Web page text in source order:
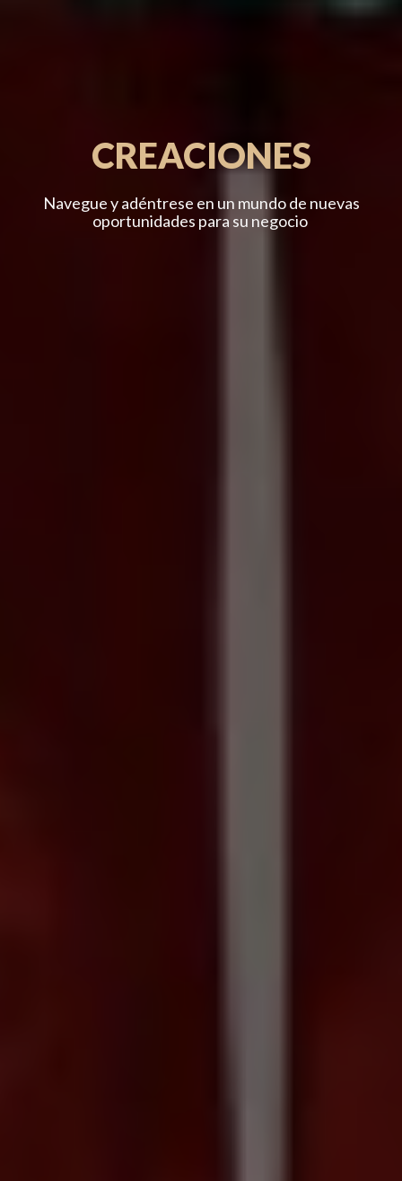
CREACIONES
Navegue y adéntrese en un mundo de nuevas
oportunidades para su negocio